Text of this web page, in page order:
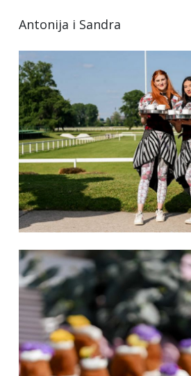
Antonija i Sandra